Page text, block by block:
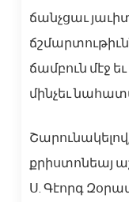
ճանչցաւ
ճամբուն մէջ
մինչեւ
քրիստոնեայ
Ս. Գէորգ